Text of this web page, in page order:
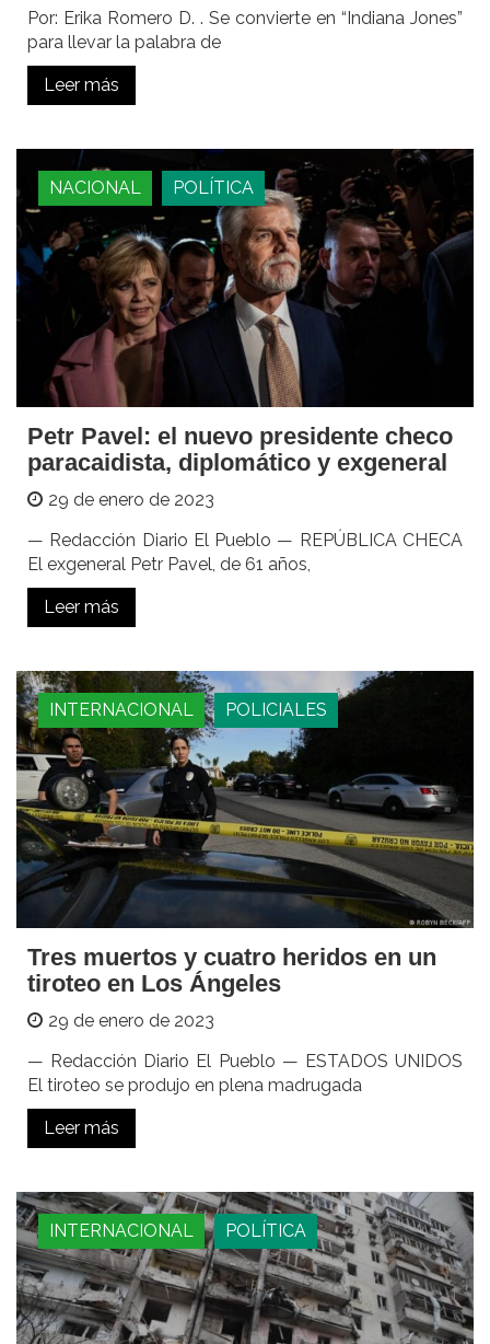
Por: Erika Romero D. . Se convierte en “Indiana Jones”
para llevar la palabra de
Leer más
NACIONAL POLÍTICA
Petr Pavel: el nuevo presidente checo
paracaidista, diplomático y exgeneral
29 de enero de 2023
— Redacción Diario El Pueblo — REPÚBLICA CHECA
El exgeneral Petr Pavel, de 61 años,
Leer más
INTERNACIONAL POLICIALES
Tres muertos y cuatro heridos en un
tiroteo en Los Ángeles
29 de enero de 2023
— Redacción Diario El Pueblo — ESTADOS UNIDOS
El tiroteo se produjo en plena madrugada
Leer más
INTERNACIONAL POLÍTICA